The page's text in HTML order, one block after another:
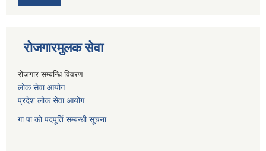
रोजगारमुलक सेवा
रोजगार सम्बन्धि विवरण
लोक सेवा आयोग
प्रदेश लोक सेवा आयोग
गा.पा को पदपूर्ति सम्बन्धी सूचना